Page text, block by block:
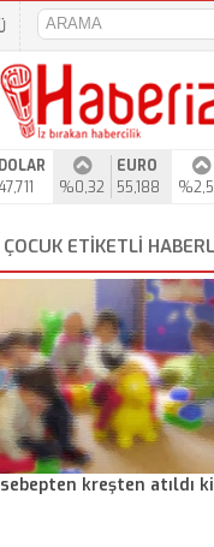
DOLAR
%0,32
EURO
55,188
ÇOCUK ETIKETLI
kreşten atıldı